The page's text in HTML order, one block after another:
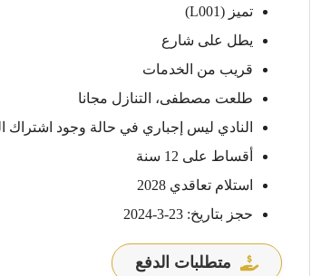
تميز (L001)
يطل على شارع
قريب من الخدمات
طلعت مصطفى، التنازل مجانا
النادي ليس إجباري في حالة وجود اشتراك
أقساط على 12 سنة
استلام تعاقدي 2028
حجز بتاريخ: 23-3-2024
متطلبات الدفع